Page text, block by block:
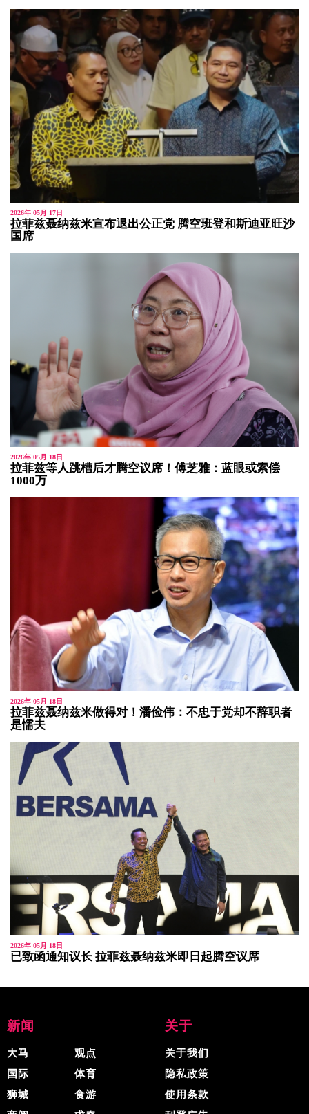
2026年 05月 17日
拉菲兹聂纳兹米宣布退出公正党 腾空班登和斯迪亚旺沙
国席
2026年 05月 18日
拉菲兹等人跳槽后才腾空议席！傅芝雅：蓝眼或索偿
1000万
2026年 05月 18日
拉菲兹聂纳兹米做得对！潘俭伟：不忠于党却不辞职者
是懦夫
2026年 05月 18日
已致函通知议长 拉菲兹聂纳兹米即日起腾空议席
新闻
大马
国际
狮城
观点
体育
食游
关于
关于我们
隐私政策
使用条款